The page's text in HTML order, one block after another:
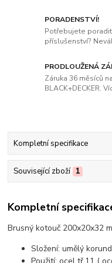
PORADENSTVÍ!
Potřebujete
příslušenství?
PRODLOUŽENÁ
Záruka 36 měsíců
BLACK+DECKER.
Kompletní specifikace
Související zboží 1
Kompletní
Brusný kotouč 200x20x32
Složení: umělý